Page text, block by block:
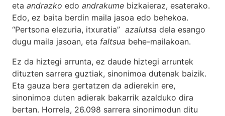
eta andrazko edo andrakume bizkaieraz, esaterako.
Edo, ez baita berdin maila jasoa edo behekoa.
“Pertsona elezuria, itxuratia” azalutsa dela esango
dugu maila jasoan, eta faltsua behe-mailakoan.
Ez da hiztegi arrunta, ez daude hiztegi arruntek
dituzten sarrera guztiak, sinonimoa dutenak baizik.
Eta gauza bera gertatzen da adierekin ere,
sinonimoa duten adierak bakarrik azalduko dira
bertan. Horrela, 26.098 sarrera sinonimodun ditu